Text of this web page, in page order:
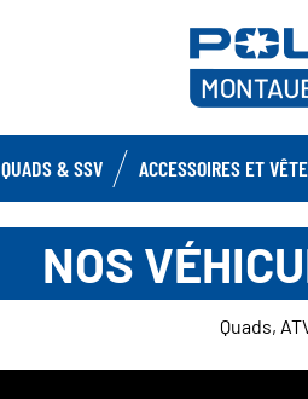
QUADS & SSV ACCESSOIRES ET
NOS
Quads,